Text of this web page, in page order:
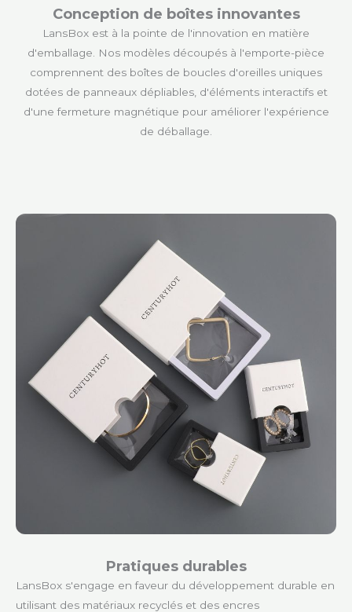
Conception de boîtes innovantes
LansBox est à la pointe de l'innovation en matière
d'emballage. Nos modèles découpés à l'emporte-pièce
comprennent des boîtes de boucles d'oreilles uniques
dotées de panneaux dépliables, d'éléments interactifs et
d'une fermeture magnétique pour améliorer l'expérience
de déballage.
Pratiques durables
LansBox s'engage en faveur du développement durable en
utilisant des matériaux recyclés et des encres